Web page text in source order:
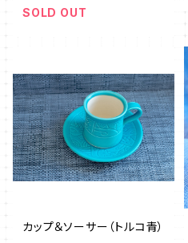
SOLD OUT
カップ＆ソーサー（トルコ青）